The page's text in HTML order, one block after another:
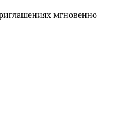
мгновенно